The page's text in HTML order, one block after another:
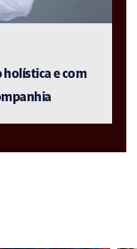
holística e com